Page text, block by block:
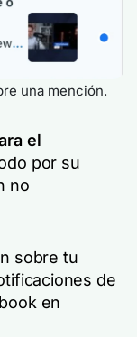
una mención.
el
por su
no
sobre tu
de
en